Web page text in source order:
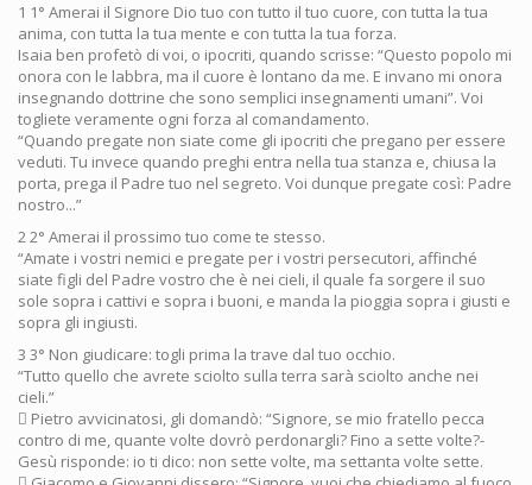
1 1° Amerai il Signore Dio tuo con tutto il tuo cuore, con tutta la tua
anima, con tutta la tua mente e con tutta la tua forza.
Isaia ben profetò di voi, o ipocriti, quando scrisse: “Questo popolo mi
onora con le labbra, ma il cuore è lontano da me. E invano mi onora
insegnando dottrine che sono semplici insegnamenti umani”. Voi
togliete veramente ogni forza al comandamento.
“Quando pregate non siate come gli ipocriti che pregano per essere
veduti. Tu invece quando preghi entra nella tua stanza e, chiusa la
porta, prega il Padre tuo nel segreto. Voi dunque pregate così: Padre
nostro...”
2 2° Amerai il prossimo tuo come te stesso.
“Amate i vostri nemici e pregate per i vostri persecutori, affinché
siate figli del Padre vostro che è nei cieli, il quale fa sorgere il suo
sole sopra i cattivi e sopra i buoni, e manda la pioggia sopra i giusti e
sopra gli ingiusti.
3 3° Non giudicare: togli prima la trave dal tuo occhio.
“Tutto quello che avrete sciolto sulla terra sarà sciolto anche nei
cieli.”
 Pietro avvicinatosi, gli domandò: “Signore, se mio fratello pecca
contro di me, quante volte dovrò perdonargli? Fino a sette volte?-
Gesù risponde: io ti dico: non sette volte, ma settanta volte sette.